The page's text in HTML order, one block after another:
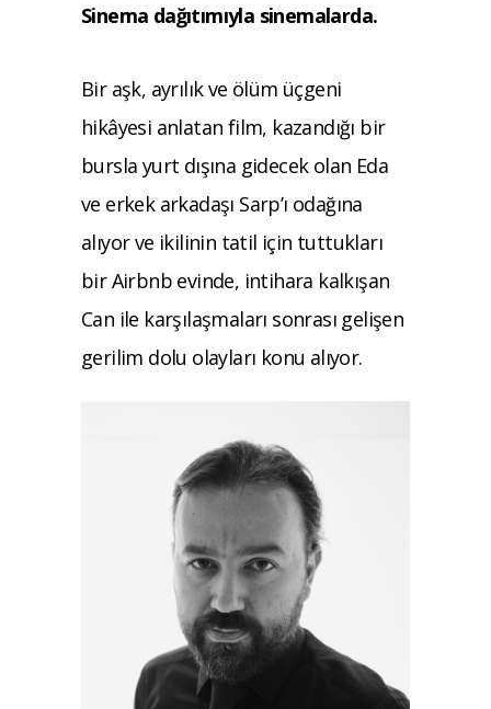
Sinema dağıtımıyla sinemalarda.
Bir aşk, ayrılık ve ölüm üçgeni
hikâyesi anlatan film, kazandığı bir
bursla yurt dışına gidecek olan Eda
ve erkek arkadaşı Sarp’ı odağına
alıyor ve ikilinin tatil için tuttukları
bir Airbnb evinde, intihara kalkışan
Can ile karşılaşmaları sonrası gelişen
gerilim dolu olayları konu alıyor.